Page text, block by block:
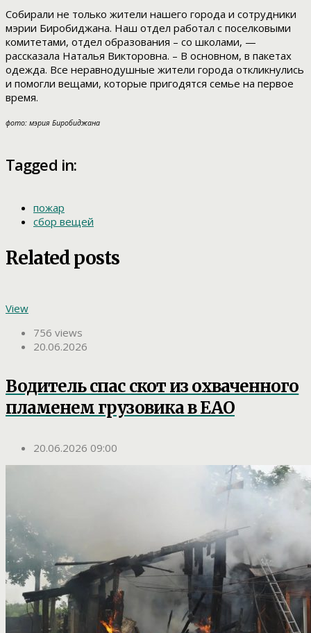
Собирали не только жители нашего города и сотрудники
мэрии Биробиджана. Наш отдел работал с поселковыми
комитетами, отдел образования – со школами, —
рассказала Наталья Викторовна. – В основном, в пакетах
одежда. Все неравнодушные жители города откликнулись
и помогли вещами, которые пригодятся семье на первое
время.
фото: мэрия Биробиджана
Tagged in:
пожар
сбор вещей
Related posts
View
756 views
20.06.2026
Водитель спас скот из охваченного
пламенем грузовика в ЕАО
20.06.2026 09:00